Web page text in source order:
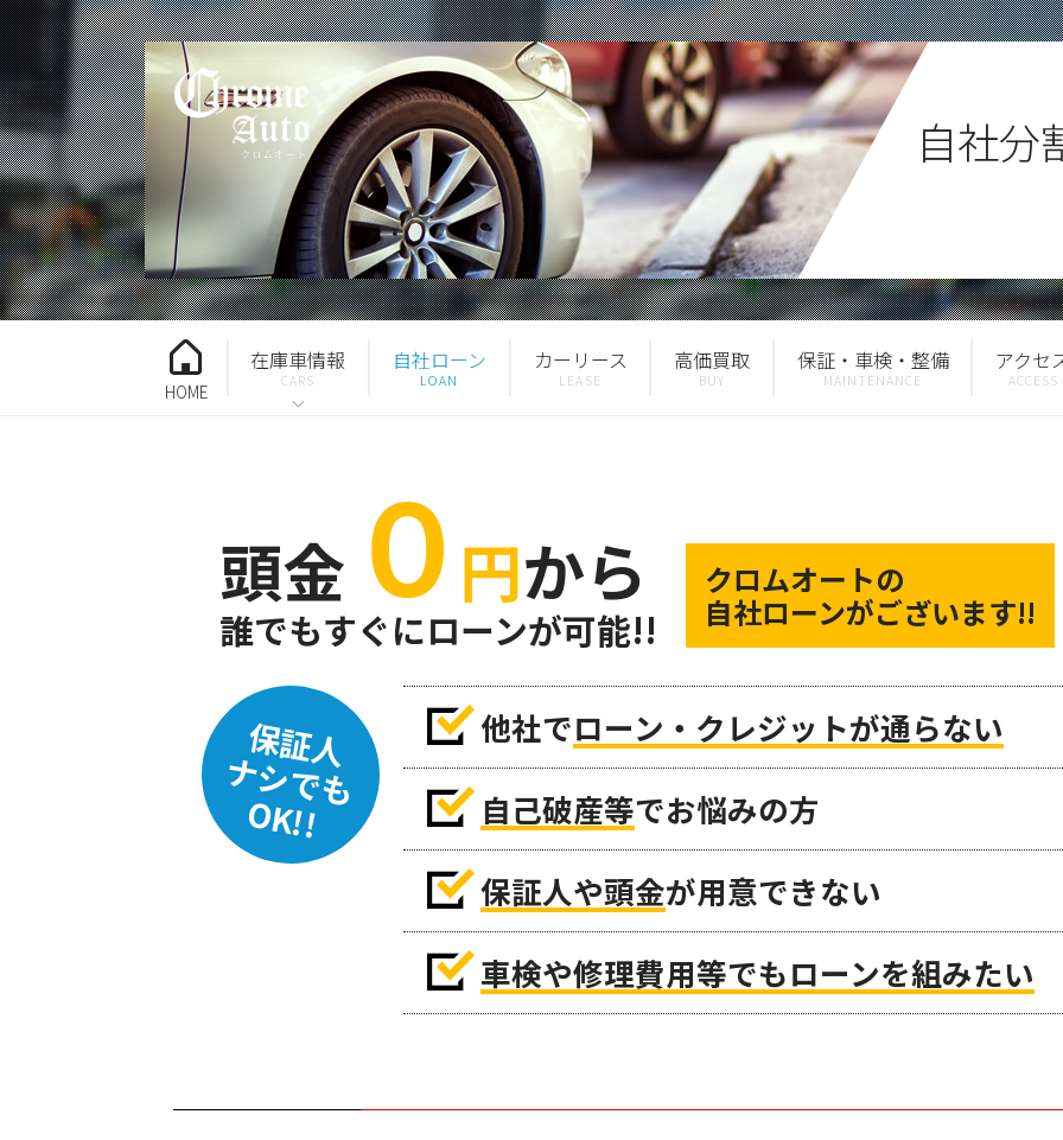
自社分
HOME
在庫車情報 自社ローン カーリース 高価買取 保証・車検・整備 アクセ
頭金 ０ 円から
誰でもすぐにローンが可能!!
クロムオートの
自社ローンがございます!!
保証人
ナシでも
OK!!
他社でローン・クレジットが通らない
自己破産等でお悩みの方
保証人や頭金が用意できない
車検や修理費用等でもローンを組みたい